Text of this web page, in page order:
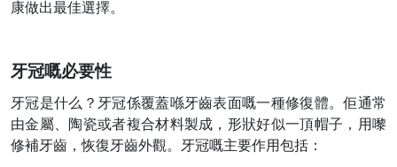
康做出最佳選擇。
牙冠嘅必要性
牙冠是什么 ？牙冠係覆蓋喺牙齒表面嘅一種修復體。佢通常
由金屬、陶瓷或者複合材料製成，形狀好似一頂帽子，用嚟
修補牙齒，恢復牙齒外觀。牙冠嘅主要作用包括：